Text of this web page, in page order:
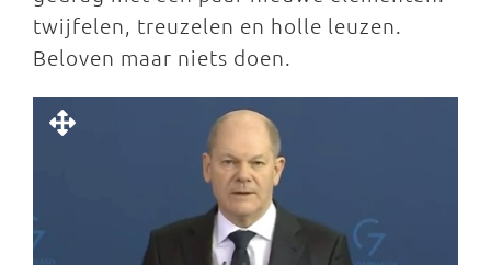
twijfelen, treuzelen en holle leuzen.
Beloven maar niets doen.